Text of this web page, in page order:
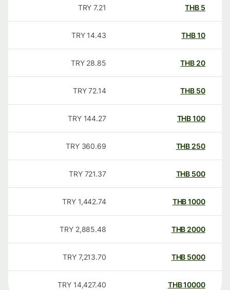
THB
7.21
TRY
THB
14.43
TRY
20
THB
28.85
TRY
50
THB
72.14
TRY
100
THB
144.27
TRY
250
THB
360.69
TRY
500
THB
721.37
TRY
1000
THB
1,442.74
TRY
2000
THB
2,885.48
TRY
5000
THB
7,213.70
TRY
10000
THB
14,427.40
TRY